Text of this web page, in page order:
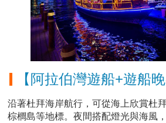
【阿拉伯灣遊船+遊船晚
沿著杜拜海岸航行，可從海上欣賞杜
棕櫚島等地標。夜間搭配燈光與海風